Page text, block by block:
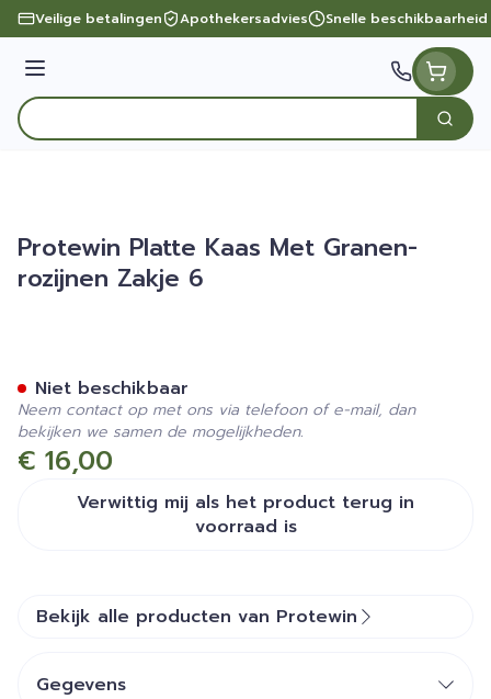
Ga naar de inhoud
Veilige betalingen Apothekersadvies Snelle beschikbaarheid
Menu
Product, merk, categorie...
Zoek
Protewin Platte Kaas Met Granen-
rozijnen Zakje 6
€ 16,00
Verwittig mij als het product terug in
voorraad is
Niet beschikbaar
Neem contact op met ons via telefoon of e-mail, dan
bekijken we samen de mogelijkheden.
Bekijk alle producten van Protewin
Gegevens